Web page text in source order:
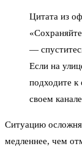
Цитата из
—
Если на
подходите
своем
Ситуацию
медленнее, чем